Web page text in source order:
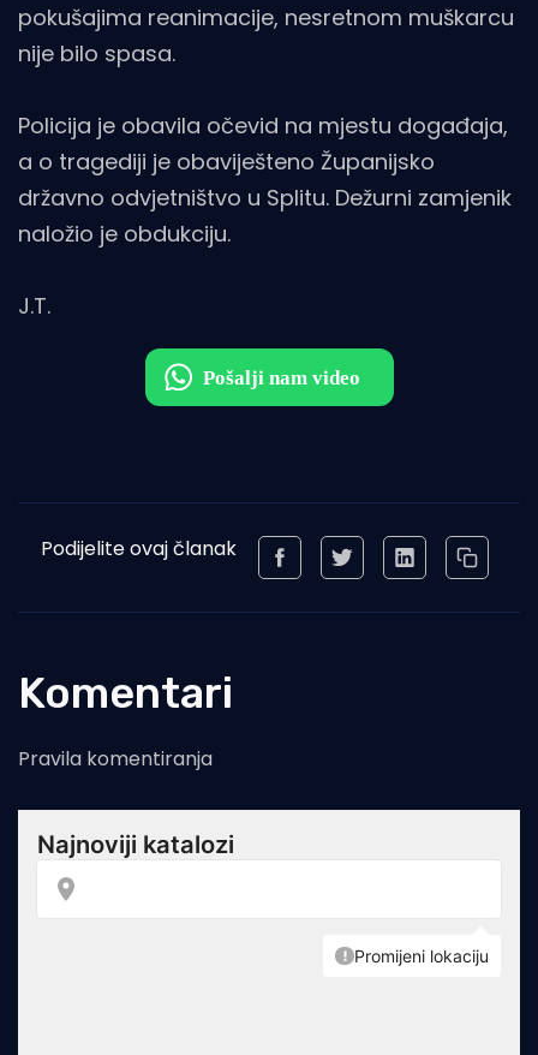
pokušajima reanimacije, nesretnom muškarcu
nije bilo spasa.
Policija je obavila očevid na mjestu događaja,
a o tragediji je obaviješteno Županijsko
državno odvjetništvo u Splitu. Dežurni zamjenik
naložio je obdukciju.
J.T.
Podijelite ovaj članak
Komentari
Pravila komentiranja